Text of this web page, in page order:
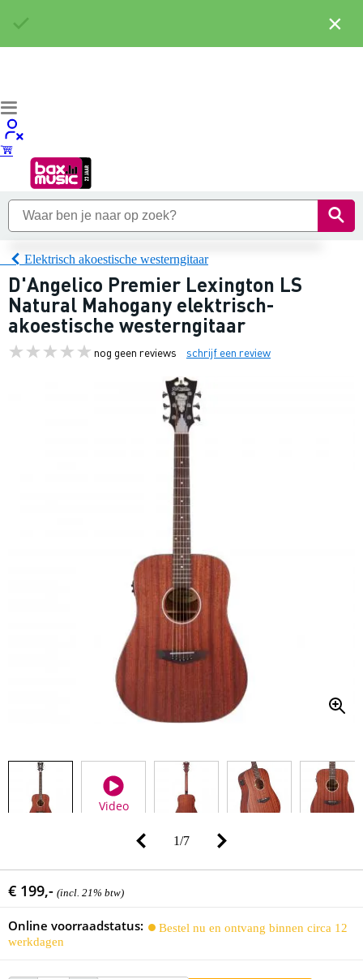
Elektrisch akoestische westerngitaar
D'Angelico Premier Lexington LS
Natural Mahogany elektrisch-
akoestische westerngitaar
nog geen reviews schrijf een review
Video
1/7
€ 199,- (incl. 21% btw)
Online voorraadstatus:
Bestel nu en ontvang binnen circa 12
werkdagen
×